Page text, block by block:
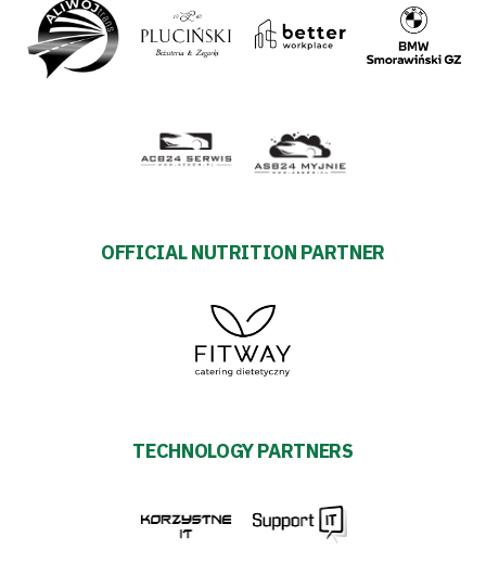
OFFICIAL NUTRITION PARTNER
TECHNOLOGY PARTNERS